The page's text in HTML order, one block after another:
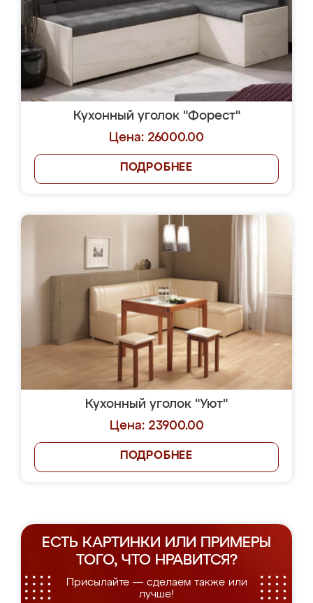
Кухонный уголок "Форест"
Цена: 26000.00
ПОДРОБНЕЕ
Кухонный уголок "Уют"
Цена: 23900.00
ПОДРОБНЕЕ
ЕСТЬ КАРТИНКИ ИЛИ ПРИМЕРЫ
ТОГО, ЧТО НРАВИТСЯ?
Присылайте — сделаем также или
лучше!